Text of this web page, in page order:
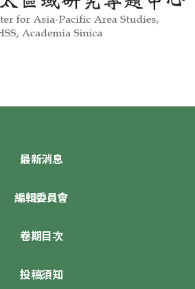
最新消息
編輯委員會
卷期目次
投稿須知